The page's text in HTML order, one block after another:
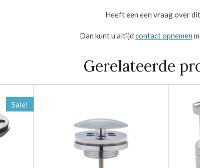
Heeft een een vraag over
Dan kunt u altijd contact opnemen
Gerelateerde
Sale!